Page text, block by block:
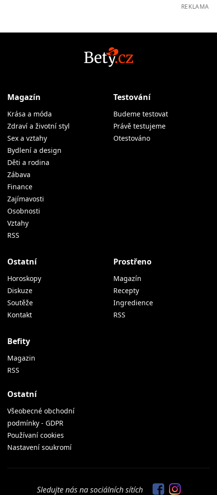
REKLAMA
Magazín
Krása a móda
Zdraví a životní styl
Sex a vztahy
Bydlení a design
Děti a rodina
Zábava
Finance
Zajímavosti
Osobnosti
Vztahy
RSS
Testování
Budeme testovat
Právě testujeme
Otestováno
Ostatní
Horoskopy
Diskuze
Soutěže
Kontakt
Prostřeno
Magazín
Recepty
Ingredience
RSS
Befity
Magazin
RSS
Ostatní
Všeobecné obchodní
podmínky - GDPR
Používaní cookies
Nastavení soukromí
Sledujte nás na sociálních sítích